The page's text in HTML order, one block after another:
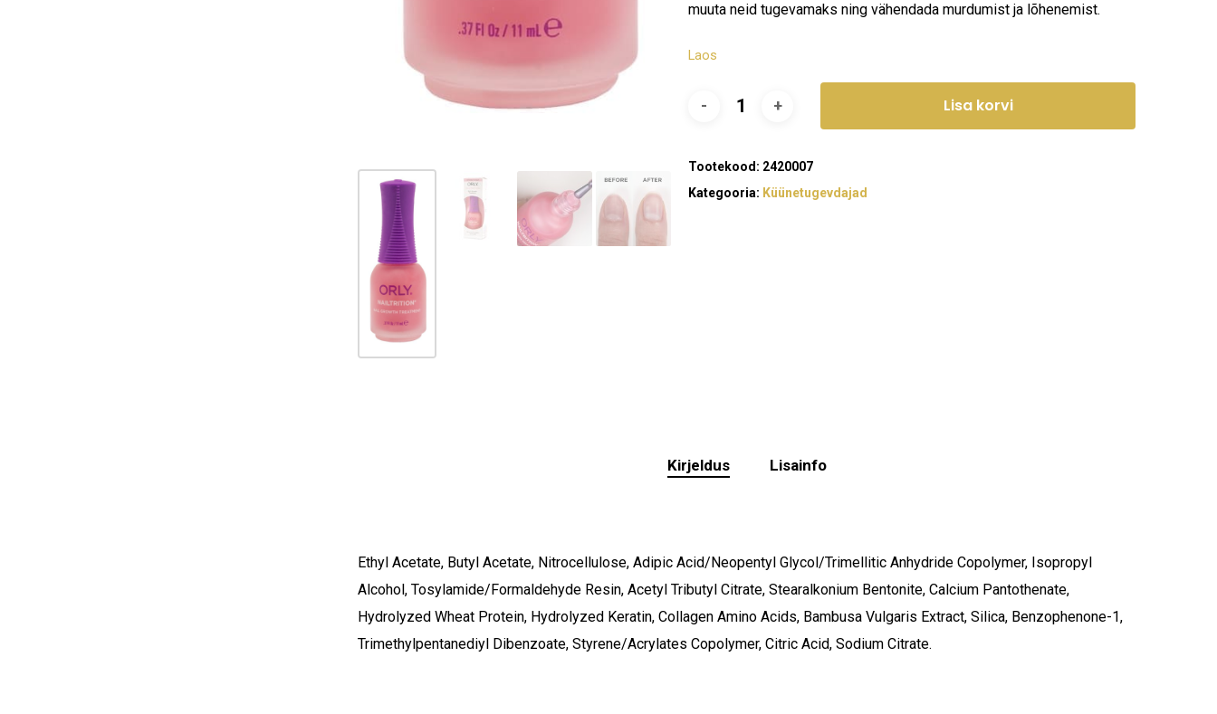
Ostukorvis ei ole tooteid.
muuta neid tugevamaks ning vähendada murdumist ja lõhenemist.
Laos
Lisa korvi
Tootekood: 2420007
Kategooria: Küünetugevdajad
Kirjeldus Lisainfo
Ethyl Acetate, Butyl Acetate, Nitrocellulose, Adipic Acid/Neopentyl Glycol/Trimellitic Anhydride Copolymer, Isopropyl
Alcohol, Tosylamide/Formaldehyde Resin, Acetyl Tributyl Citrate, Stearalkonium Bentonite, Calcium Pantothenate,
Hydrolyzed Wheat Protein, Hydrolyzed Keratin, Collagen Amino Acids, Bambusa Vulgaris Extract, Silica, Benzophenone-1,
Trimethylpentanediyl Dibenzoate, Styrene/Acrylates Copolymer, Citric Acid, Sodium Citrate.